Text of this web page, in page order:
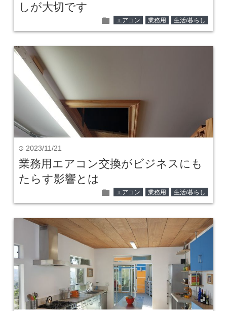
しが大切です
folder エアコン 業務用 生活/暮らし
time 2023/11/21
業務用エアコン交換がビジネスにも
たらす影響とは
folder エアコン 業務用 生活/暮らし